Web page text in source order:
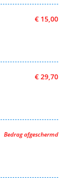
€ 15,00
€ 29,70
Bedrag afgeschermd